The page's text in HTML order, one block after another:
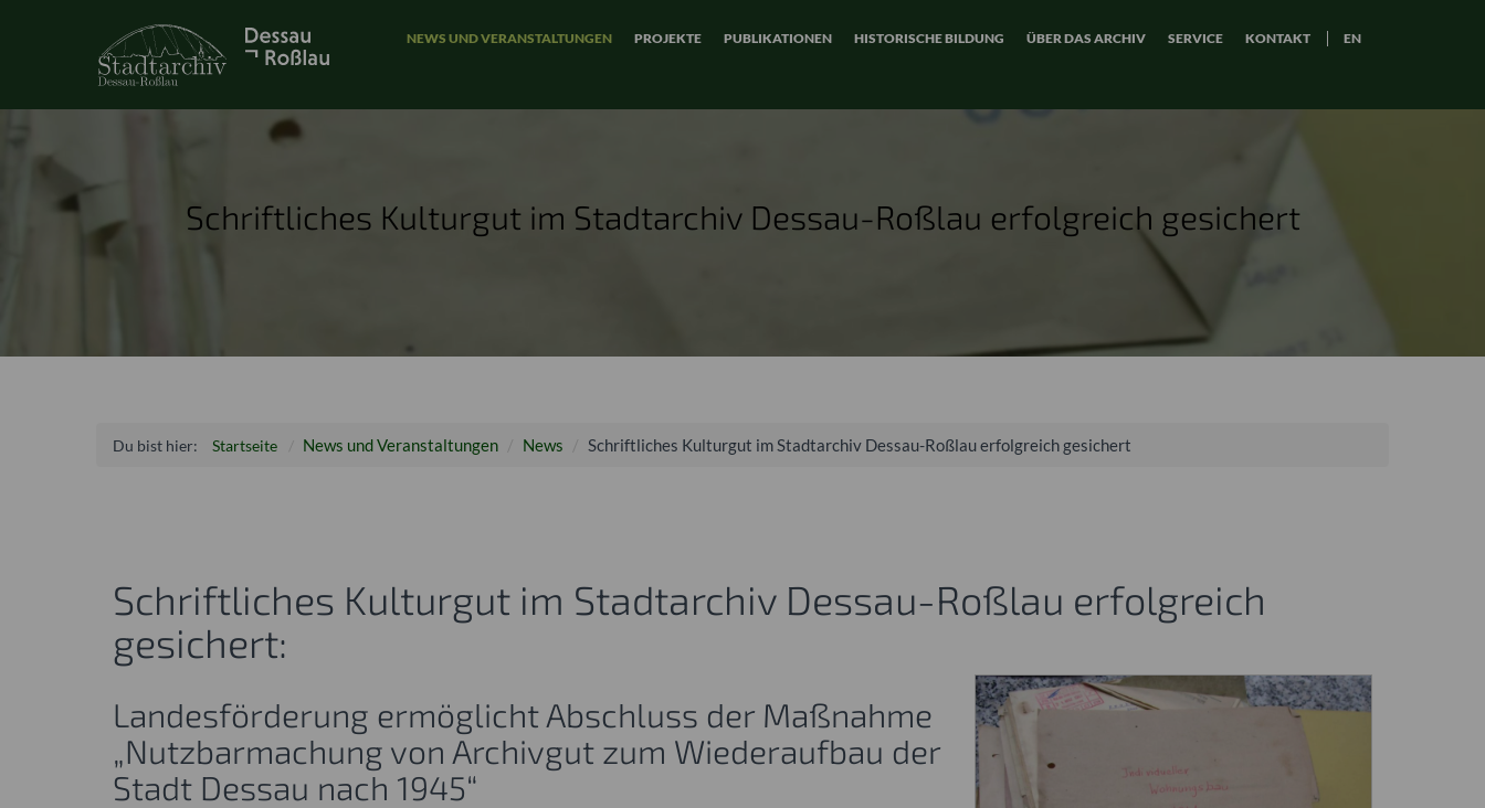
NEWS UND VERANSTALTUNGEN PROJEKTE PUBLIKATIONEN HISTORISCHE BILDUNG ÜBER DAS ARCHIV SERVICE KONTAKT EN
Schriftliches Kulturgut im Stadtarchiv Dessau-Roßlau erfolgreich gesichert
Du bist hier: Startseite News und Veranstaltungen News Schriftliches Kulturgut im Stadtarchiv Dessau-Roßlau erfolgreich gesichert
Schriftliches Kulturgut im Stadtarchiv Dessau-Roßlau erfolgreich
gesichert:
Landesförderung ermöglicht Abschluss der Maßnahme
„Nutzbarmachung von Archivgut zum Wiederaufbau der
Stadt Dessau nach 1945“